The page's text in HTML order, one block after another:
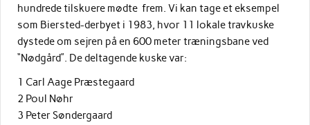
hundrede tilskuere mødte frem. Vi kan tage et eksempel
som Biersted-derbyet i 1983, hvor 11 lokale travkuske
dystede om sejren på en 600 meter træningsbane ved
“Nødgård”. De deltagende kuske var:
1 Carl Aage Præstegaard
2 Poul Nøhr
3 Peter Søndergaard